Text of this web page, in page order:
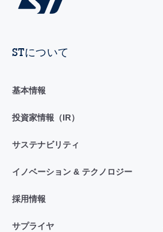
STについて
基本情報
投資家情報（IR）
サステナビリティ
イノベーション & テクノロジー
採用情報
サプライヤ